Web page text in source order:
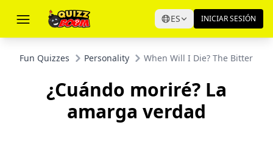
ES INICIAR SESIÓN
Fun Quizzes Personality When Will I Die? The Bitter
¿Cuándo moriré? La
amarga verdad